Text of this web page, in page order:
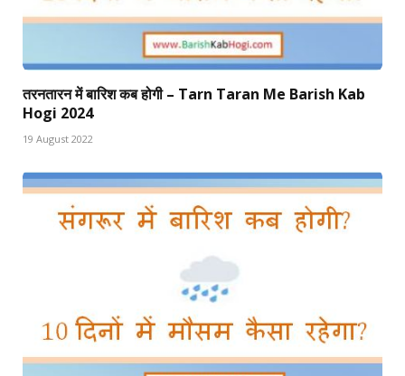
तरनतारन में बारिश कब होगी – Tarn Taran Me Barish Kab
Hogi 2024
19 August 2022